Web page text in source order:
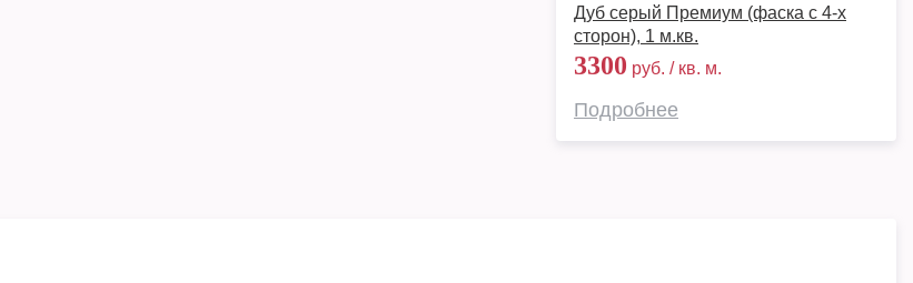
Дуб серый Премиум (фаска с 4-х
сторон), 1 м.кв.
3300 руб. / кв. м.
Подробнее